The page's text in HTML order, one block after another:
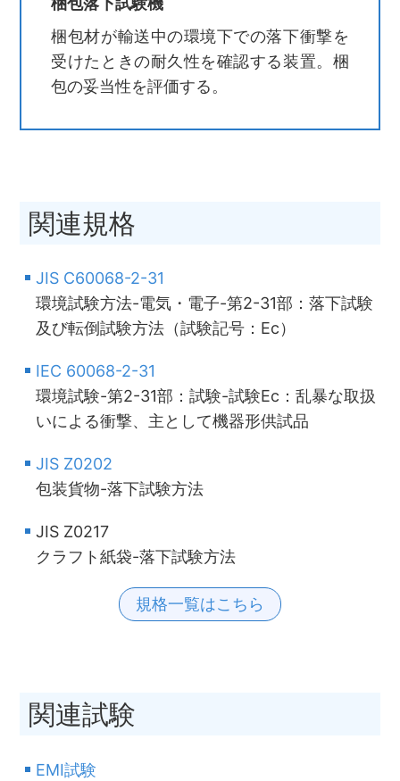
梱包材が輸送中の環境下での落下衝撃を
受けたときの耐久性を確認する装置。梱
包の妥当性を評価する。
関連規格
JIS C60068-2-31
環境試験方法-電気・電子-第2-31部：落下試験
及び転倒試験方法（試験記号：Ec）
IEC 60068-2-31
環境試験-第2-31部：試験-試験Ec：乱暴な取扱
いによる衝撃、主として機器形供試品
JIS Z0202
包装貨物-落下試験方法
JIS Z0217
クラフト紙袋-落下試験方法
規格一覧はこちら
関連試験
EMI試験